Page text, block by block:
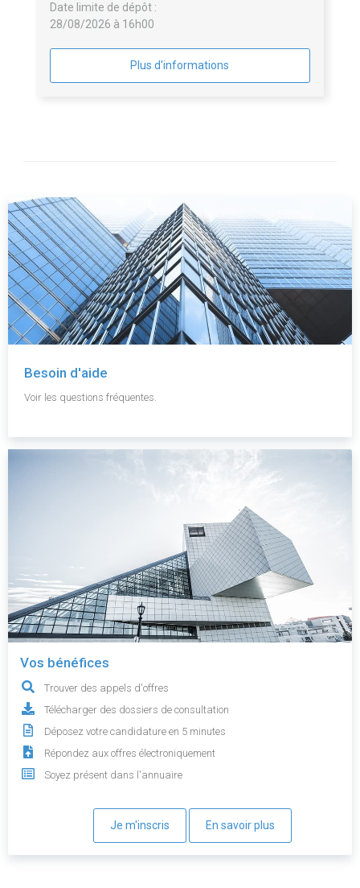
Date limite de dépôt :
28/08/2026 à 16h00
Plus d'informations
Besoin d'aide
Voir les questions fréquentes.
Vos bénéfices
Trouver des appels d'offres
Télécharger des dossiers de consultation
Déposez votre candidature en 5 minutes
Répondez aux offres électroniquement
Soyez présent dans l'annuaire
Je m'inscris En savoir plus